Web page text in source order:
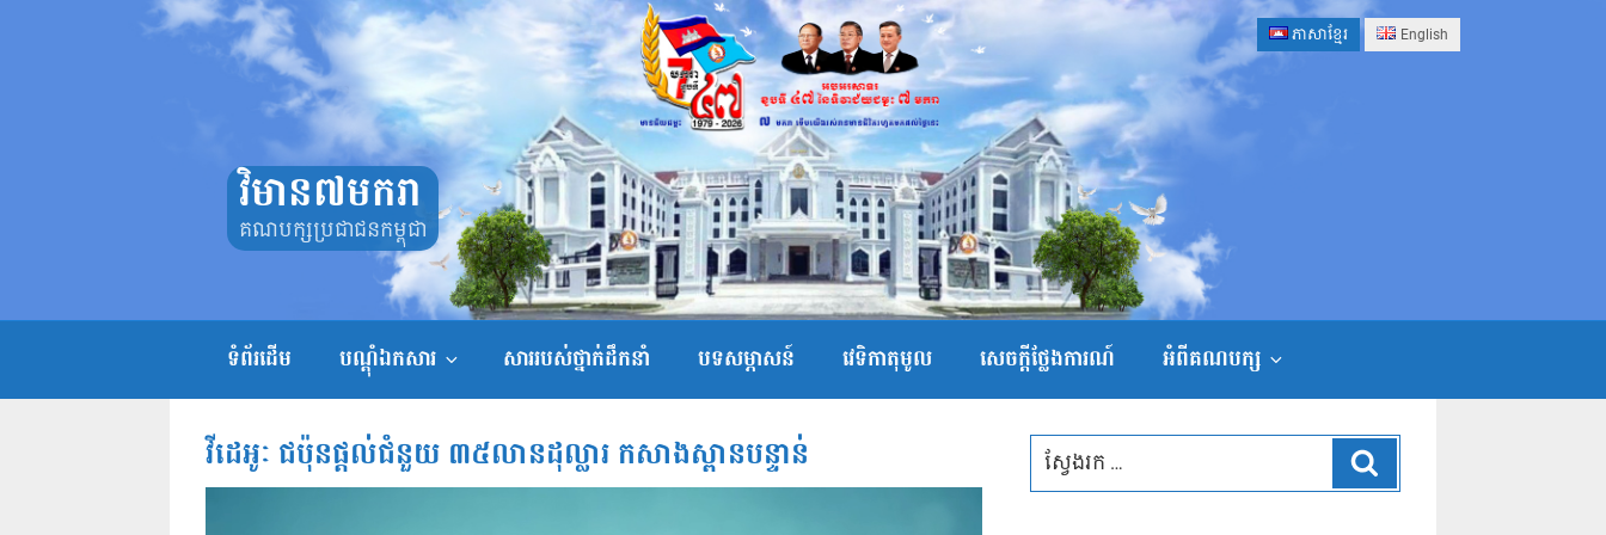
ភាសាខ្មែរ English
វិមាន៧មករា
គណបក្សប្រជាជនកម្ពុជា
ទំព័រដើម បណ្តុំឯកសារ សាររបស់ថ្នាក់ដឹកនាំ បទសម្ភាសន៍ វេទិកាតុមូល សេចក្ដីថ្លែងការណ៍ អំពីគណបក្ស
វីដេអូៈ ជប៉ុនផ្តល់ជំនួយ ៣៥លានដុល្លារ កសាងស្ពានបន្ទាន់